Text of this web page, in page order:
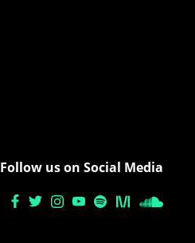
Follow us on Social Media